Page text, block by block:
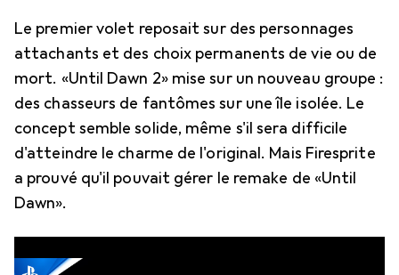
Le premier volet reposait sur des personnages
attachants et des choix permanents de vie ou de
mort. «Until Dawn 2» mise sur un nouveau groupe :
des chasseurs de fantômes sur une île isolée. Le
concept semble solide, même s'il sera difficile
d'atteindre le charme de l'original. Mais Firesprite
a prouvé qu'il pouvait gérer le remake de «Until
Dawn».